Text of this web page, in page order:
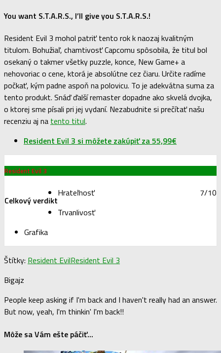
You want S.T.A.R.S., I’ll give you S.T.A.R.S.!
Resident Evil 3 mohol patriť tento rok k naozaj kvalitným
titulom. Bohužiaľ, chamtivosť Capcomu spôsobila, že titul bol
osekaný o takmer všetky puzzle, konce, New Game+ a
nehovoriac o cene, ktorá je absolútne cez čiaru. Určite radíme
počkať, kým padne aspoň na polovicu. To je adekvátna suma za
tento produkt. Snáď ďalší remaster dopadne ako skvelá dvojka,
o ktorej sme písali pri jej vydaní. Nezabudnite si prečítať našu
recenziu aj na tento titul.
Resident Evil 3 si môžete zakúpiť za 55,99€
Resident Evil 3
Celkový verdikt
7/10
Hrateľnosť
Trvanlivosť
Grafika
Štítky: Resident EvilResident Evil 3
Bigajz
People keep asking if I'm back and I haven't really had an answer.
But now, yeah, I'm thinkin' I'm back!!
Môže sa Vám ešte páčiť...